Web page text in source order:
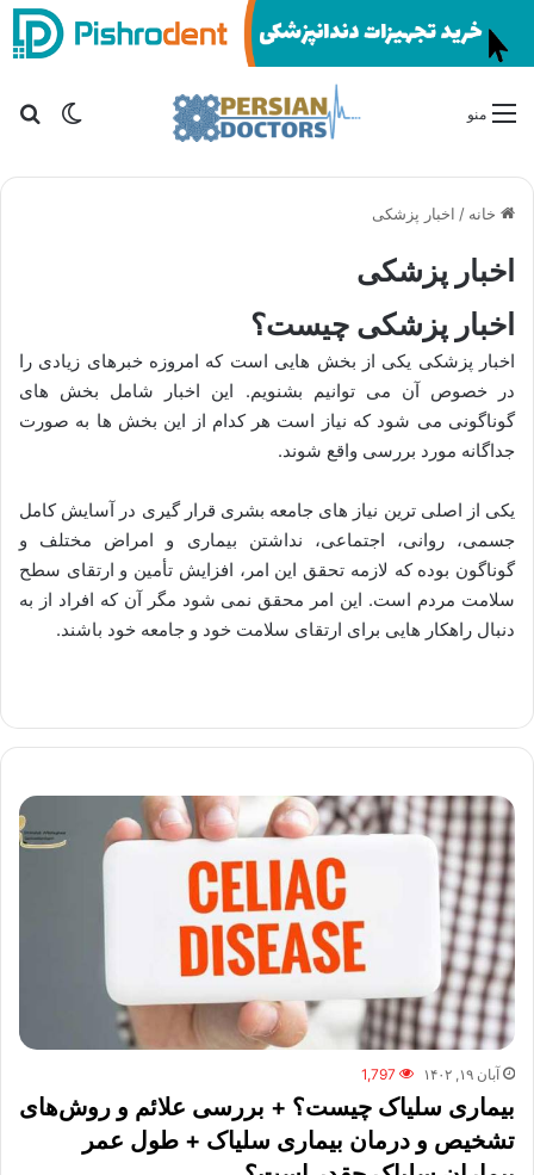
تغییر منو
خانه / اخبار پزشکی
اخبار پزشکی
اخبار پزشکی چیست؟
اخبار پزشکی یکی از بخش هایی است که امروزه خبرهای زیادی را
در خصوص آن می توانیم بشنویم. این اخبار شامل بخش های
گوناگونی می شود که نیاز است هر کدام از این بخش ها به صورت
جداگانه مورد بررسی واقع شوند.
یکی از اصلی ترین نیاز های جامعه بشری قرار گیری در آسایش کامل
جسمی، روانی، اجتماعی، نداشتن بیماری و امراض مختلف و
گوناگون بوده که لازمه تحقق این امر، افزایش تأمین و ارتقای سطح
سلامت مردم است. این امر محقق نمی شود مگر آن که افراد از به
دنبال راهکار هایی برای ارتقای سلامت خود و جامعه خود باشند.
آبان ۱۹, ۱۴۰۲ 1,797
بیماری سلیاک چیست؟ + بررسی علائم و روش‌های
تشخیص و درمان بیماری سلیاک + طول عمر